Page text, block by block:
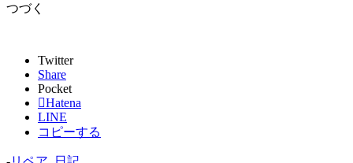
つづく
Twitter
Share
Pocket
Hatena
LINE
コピーする